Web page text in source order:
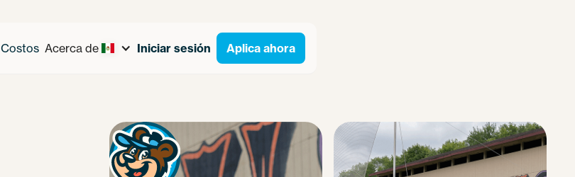
Costos Acerca de Iniciar sesión Aplica ahora